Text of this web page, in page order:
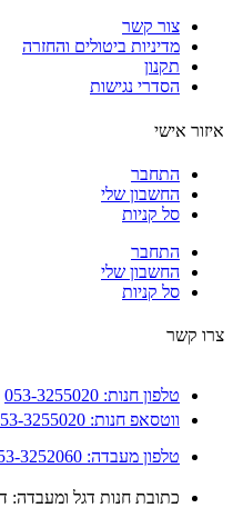
צור קשר
מדיניות ביטולים והחזרה
תקנון
הסדרי נגישות
אישי
התחבר
החשבון שלי
סל קניות
התחבר
החשבון שלי
סל קניות
קשר
טלפון חנות: 053-3255020
ווטסאפ חנות: 053-3255020
טלפון מעבדה: 053-3252060
כתובת חנות דגל ומעבדה: דרבן 150 בפנינת אילת מול מול-הים